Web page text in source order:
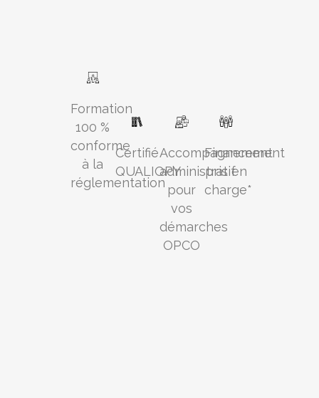
Formation
100 %
conforme
à la
réglementation
Certifié
QUALIOPY​
Accompagnement
administratif
pour
vos
démarches
OPCO
Financement
pris en
charge*